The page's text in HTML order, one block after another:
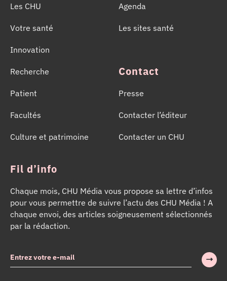
Les CHU
Votre santé
Innovation
Recherche
Patient
Facultés
Culture et patrimoine
Agenda
Les sites santé
Contact
Presse
Contacter l’éditeur
Contacter un CHU
Fil d’info
Chaque mois, CHU Média vous propose sa lettre d’infos
pour vous permettre de suivre l’actu des CHU Média ! A
chaque envoi, des articles soigneusement sélectionnés
par la rédaction.